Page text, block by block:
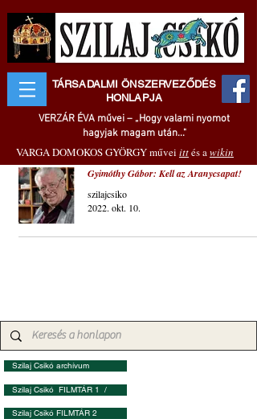
TÁRSADALMI ÖNSZERVEZŐDÉS
HONLAPJA
VERZÁR ÉVA művei – „Hogy valami nyomot
hagyjak magam után..."
VARGA DOMOKOS GYÖRGY művei ittés awikin
Gyimóthy Gábor: Kell az Aranycsapat!
szilajcsiko
2022. okt. 10.
Szilaj Csikó archívum
Szilaj Csikó FILMTÁR 1 /
Szilaj Csikó FILMTÁR 2